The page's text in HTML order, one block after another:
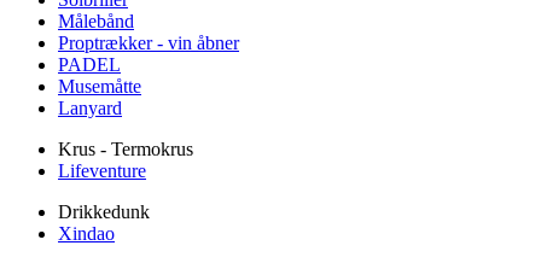
Målebånd
Proptrækker - vin åbner
PADEL
Musemåtte
Lanyard
Krus - Termokrus
Lifeventure
Drikkedunk
Xindao